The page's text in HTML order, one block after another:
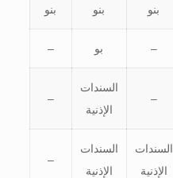
بنو بنو بنو
– بو –
–
السندات
الإذنية
–
السندات
الإذنية
السندات
الإذنية
–